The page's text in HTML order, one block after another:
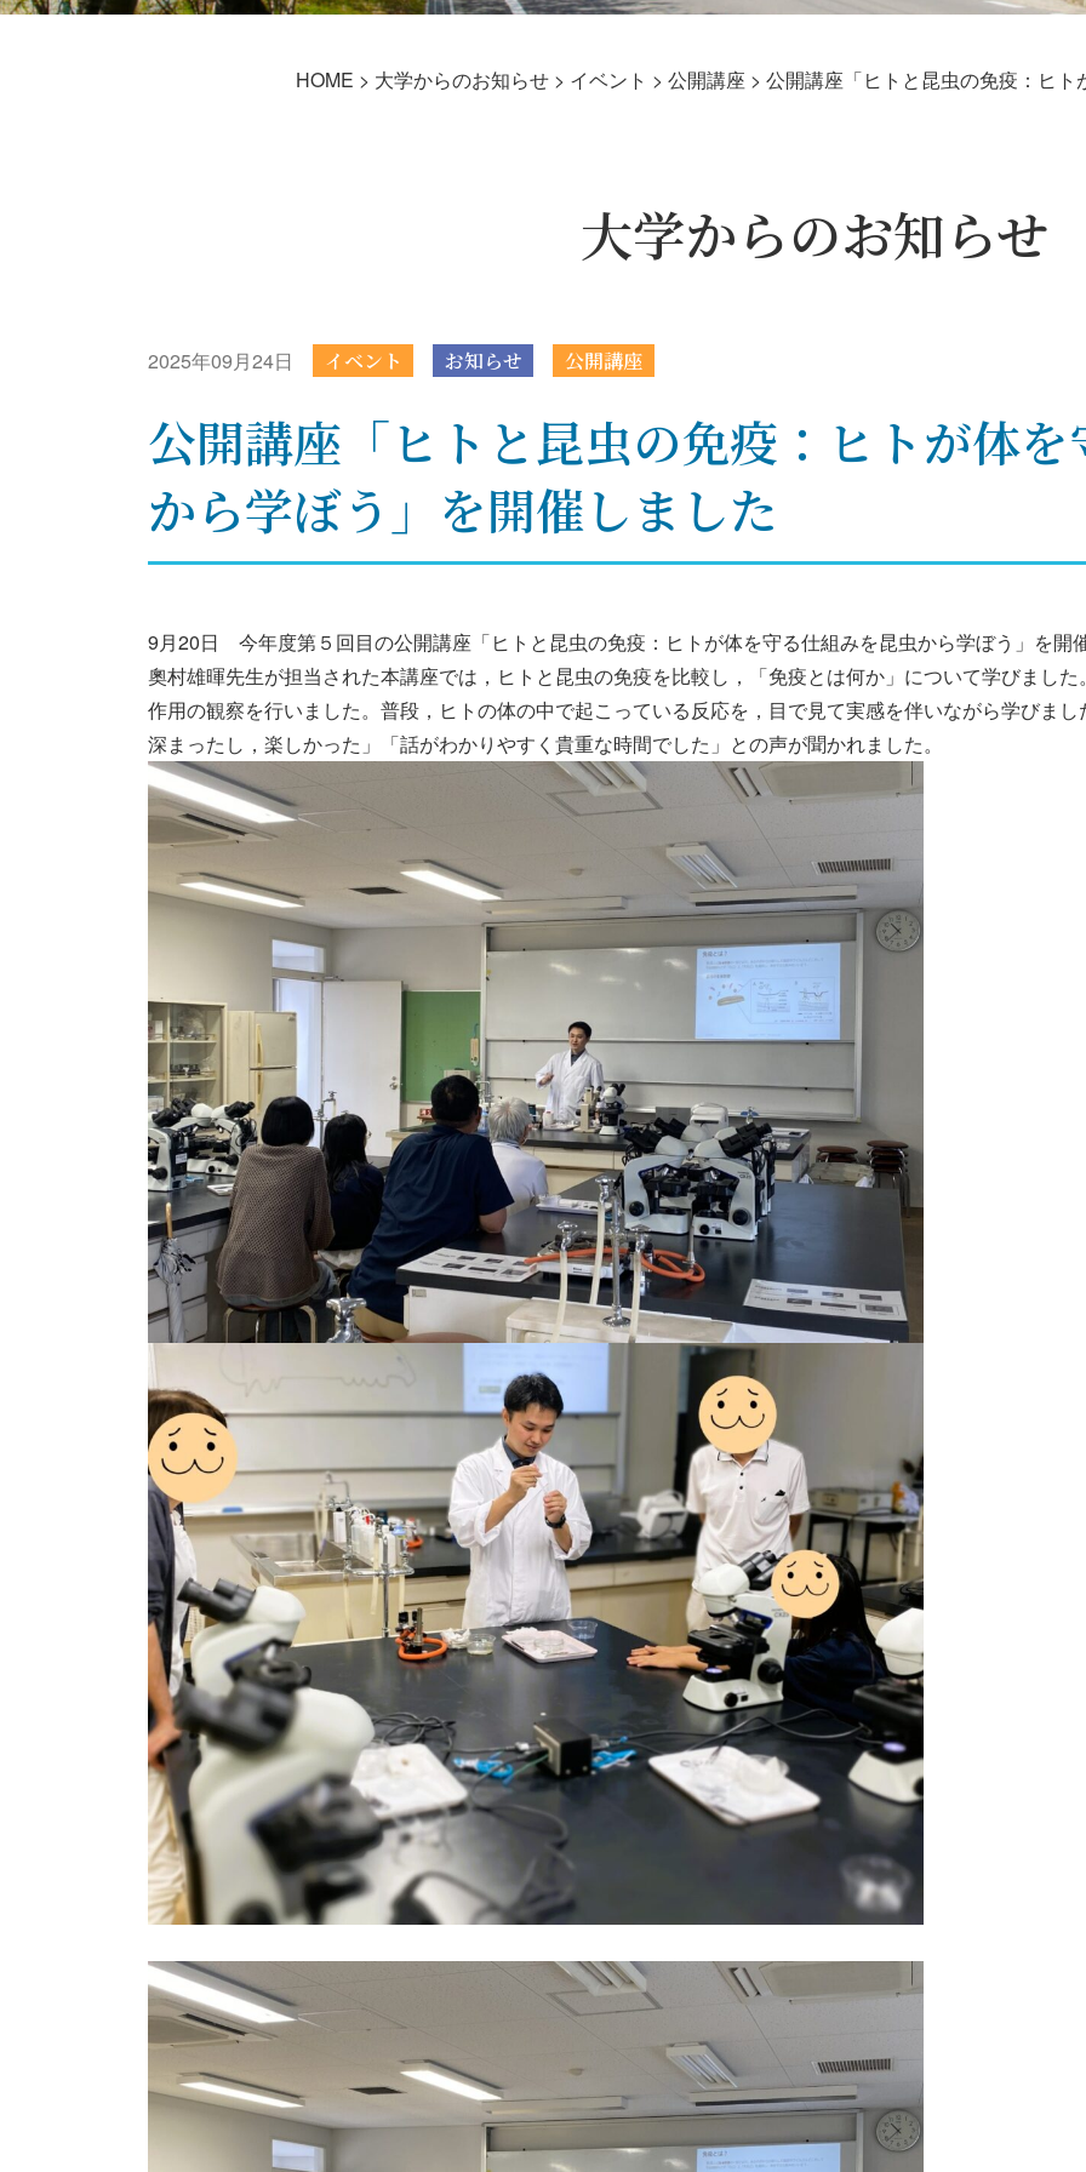
HOME > 大学からのお知らせ > イベント > 公開講座 > 公開講座「ヒトと昆虫の免疫：ヒ
大学からのお知らせ
2025年09月24日 イベント お知らせ 公開講座
公開講座「ヒトと昆虫の免疫：ヒトが体
から学ぼう」を開催しました
9月20日 今年度第５回目の公開講座「ヒトと昆虫の免疫：ヒトが体を守る仕組みを昆虫から学ぼう」を開催
奧村雄暉先生が担当された本講座では，ヒトと昆虫の免疫を比較し，「免疫とは何か」について学びまし
作用の観察を行いました。普段，ヒトの体の中で起こっている反応を，目で見て実感を伴いながら学びま
深まったし，楽しかった」「話がわかりやすく貴重な時間でした」との声が聞かれました。